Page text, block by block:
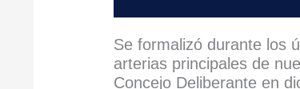
Se formalizó durante los
arterias principales de
Concejo Deliberante en